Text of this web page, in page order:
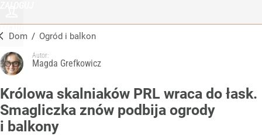
Dom / Ogród i balkon
Autor:
Magda Grefkowicz
Królowa skalniaków PRL wraca do łask.
Smagliczka znów podbija ogrody
i balkony